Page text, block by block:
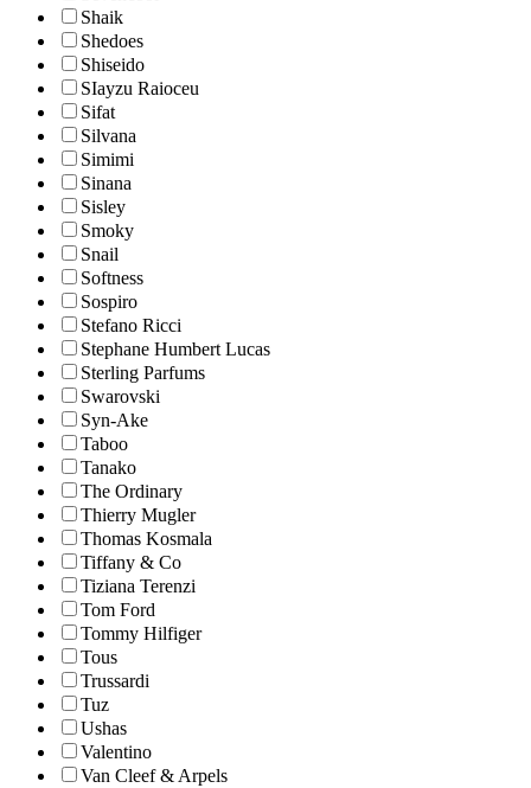
Shaik
Shedoes
Shiseido
SIayzu Raioceu
Sifat
Silvana
Simimi
Sinana
Sisley
Smoky
Snail
Softness
Sospiro
Stefano Ricci
Stephane Humbert Lucas
Sterling Parfums
Swarovski
Syn-Ake
Taboo
Tanako
The Ordinary
Thierry Mugler
Thomas Kosmala
Tiffany & Co
Tiziana Terenzi
Tom Ford
Tommy Hilfiger
Tous
Trussardi
Tuz
Ushas
Valentino
Van Cleef & Arpels